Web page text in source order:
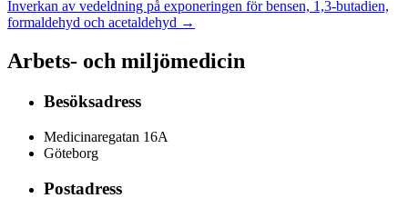
Inverkan av vedeldning på exponeringen för bensen, 1,3-butadien,
formaldehyd och acetaldehyd →
Arbets- och miljömedicin
Besöksadress
Medicinaregatan 16A
Göteborg
Postadress